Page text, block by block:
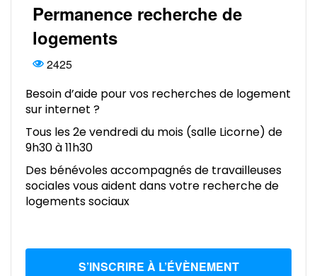
Permanence recherche de
logements
2425
Besoin d’aide pour vos recherches de logement
sur internet ?
Tous les 2e vendredi du mois (salle Licorne) de
9h30 à 11h30
Des bénévoles accompagnés de travailleuses
sociales vous aident dans votre recherche de
logements sociaux
S’INSCRIRE À L’ÉVÈNEMENT